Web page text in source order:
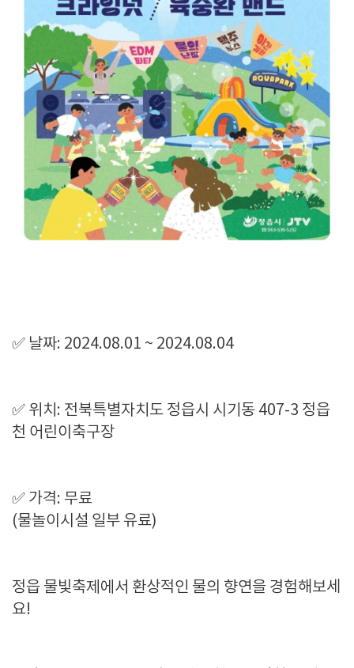
✅ 날짜: 2024.08.01 ~ 2024.08.04
✅ 위치: 전북특별자치도 정읍시 시기동 407-3 정읍
천 어린이축구장
✅ 가격: 무료
(물놀이시설 일부 유료)
정읍 물빛축제에서 환상적인 물의 향연을 경험해보세
요!